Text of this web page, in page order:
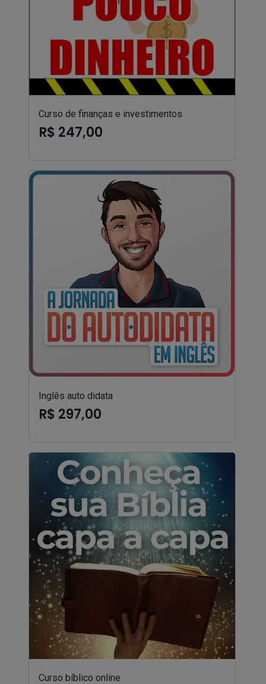
Curso de finanças e investimentos
R$ 247,00
Inglês auto didata
R$ 297,00
Curso bíblico online